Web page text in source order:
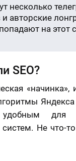
несколько
авторские
на этот
SEO?
«начинка»,
для
Не что-